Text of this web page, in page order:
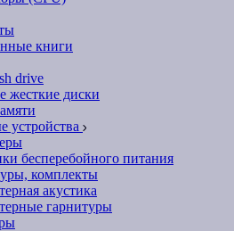
книги
drive
жесткие диски
устройства
бесперебойного питания
комплекты
акустика
гарнитуры